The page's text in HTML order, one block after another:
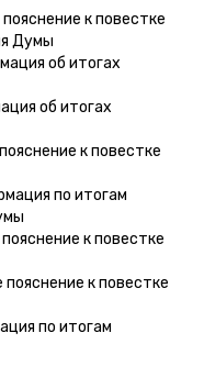
к повестке
Думы
об итогах
об итогах
к повестке
по итогам
к повестке
к повестке
по итогам